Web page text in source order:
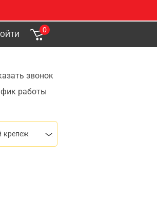
0
звонок
работы
крепеж